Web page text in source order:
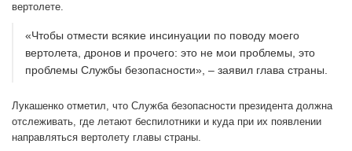
вертолете.
«Чтобы отмести всякие инсинуации по поводу моего
вертолета, дронов и прочего: это не мои проблемы, это
проблемы Службы безопасности», – заявил глава страны.
Лукашенко отметил, что Служба безопасности президента должна
отслеживать, где летают беспилотники и куда при их появлении
направляться вертолету главы страны.